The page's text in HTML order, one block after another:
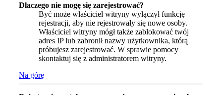
Dlaczego nie mogę się zarejestrować?
Być może właściciel witryny wyłączył funkcję
rejestracji, aby nie rejestrowały się nowe osoby.
Właściciel witryny mógł także zablokować twój
adres IP lub zabronił nazwy użytkownika, którą
próbujesz zarejestrować. W sprawie pomocy
skontaktuj się z administratorem witryny.
Na górę